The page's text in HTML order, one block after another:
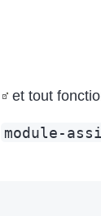
et tout
module-